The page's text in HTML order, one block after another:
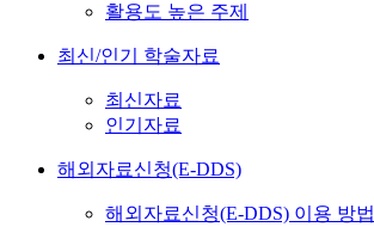
활용도 높은 주제
최신/인기 학술자료
최신자료
인기자료
해외자료신청(E-DDS)
해외자료신청(E-DDS) 이용 방법